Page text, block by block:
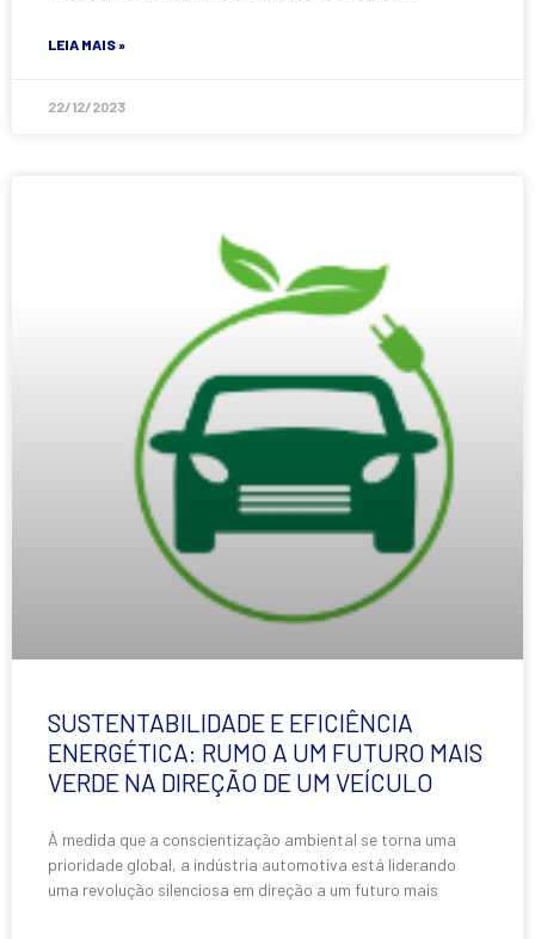
LEIA MAIS »
22/12/2023
SUSTENTABILIDADE E EFICIÊNCIA
ENERGÉTICA: RUMO A UM FUTURO MAIS
VERDE NA DIREÇÃO DE UM VEÍCULO
À medida que a conscientização ambiental se torna uma
prioridade global, a indústria automotiva está liderando
uma revolução silenciosa em direção a um futuro mais